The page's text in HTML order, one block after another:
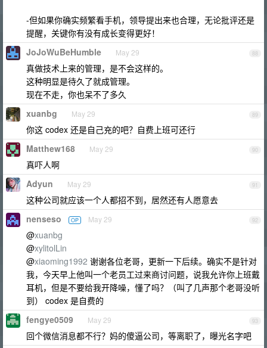
-但如果你确实频繁看手机，领导提出来也合理，无论批评还是
提醒，关键你有没有成长变得更好！
88
JoJoWuBeHumble May 29
真做技术上来的管理，是不会这样的。
这种明显是待久了就成管理。
现在不走，你也呆不了多久
89
xuanbg May 29
你这 codex 还是自己充的吧？自费上班可还行
90
Matthew168 May 29
真吓人啊
91
Adyun May 29
这种公司就应该一个人都招不到，居然还有人愿意去
92
nenseso OP May 29
@xuanbg
@xylitolLin
@xiaoming1992 谢谢各位老哥，更新一下后续。确实不是针对
我，今天早上他叫一个老员工过来商讨问题，说我允许你上班戴
耳机，但是不要给我开降噪，懂了吗？（叫了几声那个老哥没听
到） codex 是自费的
93
fengye0509 May 29
回个微信消息都不行？妈的傻逼公司，等离职了，曝光名字吧